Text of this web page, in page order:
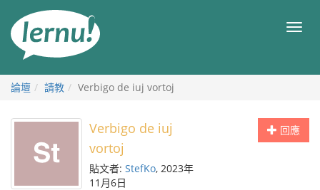
目
論壇 請教 Verbigo de iuj vortoj
回應
Verbigo de iuj
vortoj
貼文者: StefKo, 2023年
11月6日